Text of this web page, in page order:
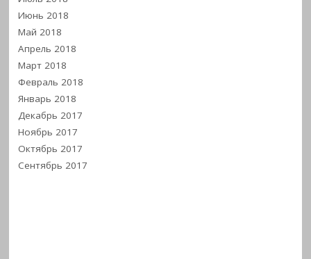
Июнь 2018
Май 2018
Апрель 2018
Март 2018
Февраль 2018
Январь 2018
Декабрь 2017
Ноябрь 2017
Октябрь 2017
Сентябрь 2017